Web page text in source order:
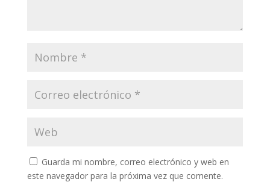
Guarda mi nombre, correo electrónico y web en
este navegador para la próxima vez que comente.